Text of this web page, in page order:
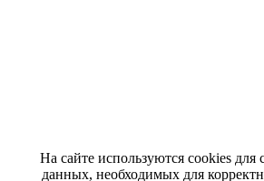
На сайте используются cookies для
данных, необходимых для